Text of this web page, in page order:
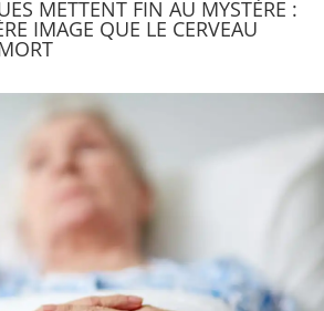
METTENT FIN AU MYSTÈRE :
IMAGE QUE LE CERVEAU